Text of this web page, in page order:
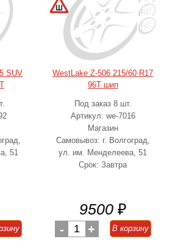
SUV
51
WestLake Z-506 215/60 R17
96T шип
Под заказ 8 шт.
Артикул: we-7016
Магазин
Самовывоз: г. Волгоград,
ул. им. Менделеева, 51
Срок: Завтра
9500 ₽
- 1 + В корзину